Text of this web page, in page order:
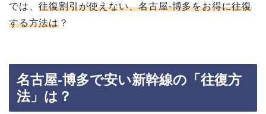
では、往復割引が使えない、名古屋-博多をお得に往復
する方法は ？
名古屋-博多で安い新幹線の「往復方
法」は？